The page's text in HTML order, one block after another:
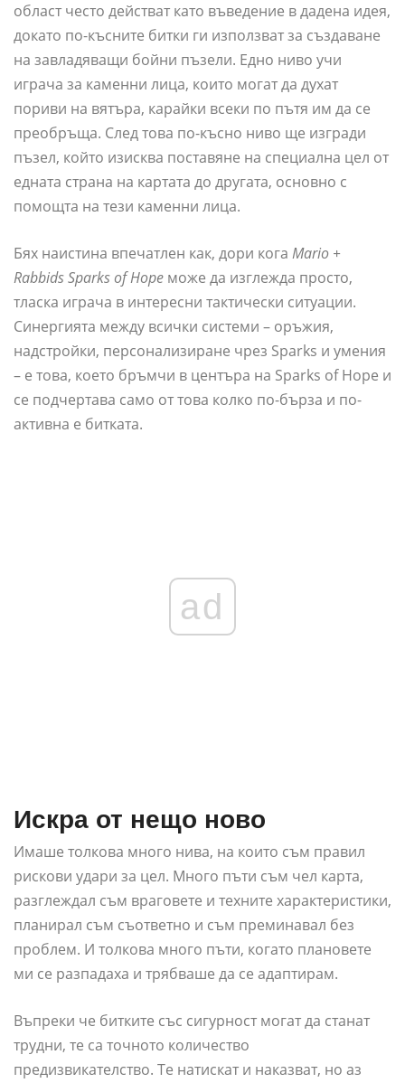
област често действат като въведение в дадена идея,
докато по-късните битки ги използват за създаване
на завладяващи бойни пъзели. Едно ниво учи
играча за каменни лица, които могат да духат
пориви на вятъра, карайки всеки по пътя им да се
преобръща. След това по-късно ниво ще изгради
пъзел, който изисква поставяне на специална цел от
едната страна на картата до другата, основно с
помощта на тези каменни лица.
Бях наистина впечатлен как, дори кога Mario +
Rabbids Sparks of Hope може да изглежда просто,
тласка играча в интересни тактически ситуации.
Синергията между всички системи – оръжия,
надстройки, персонализиране чрез Sparks и умения
– е това, което бръмчи в центъра на Sparks of Hope и
се подчертава само от това колко по-бърза и по-
активна е битката.
ad
Искра от нещо ново
Имаше толкова много нива, на които съм правил
рискови удари за цел. Много пъти съм чел карта,
разглеждал съм враговете и техните характеристики,
планирал съм съответно и съм преминавал без
проблем. И толкова много пъти, когато плановете
ми се разпадаха и трябваше да се адаптирам.
Въпреки че битките със сигурност могат да станат
трудни, те са точното количество
предизвикателство. Те натискат и наказват, но аз